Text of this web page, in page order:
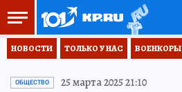
НОВОСТИ ТОЛЬКО У НАС ВОЕНКОРЫ
ОБЩЕСТВО 25 марта 2025 21:10